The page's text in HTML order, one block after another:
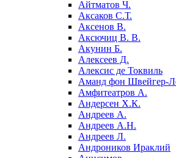
Айтматов Ч.
Аксаков С.Т.
Аксенов В.
Аксючиц В. В.
Акунин Б.
Алексеев Д.
Алексис де Токвиль
Аманд фон Швейгер-
Амфитеатров А.
Андерсен Х.К.
Андреев А.
Андреев А.Н.
Андреев Л.
Андроников Ираклий